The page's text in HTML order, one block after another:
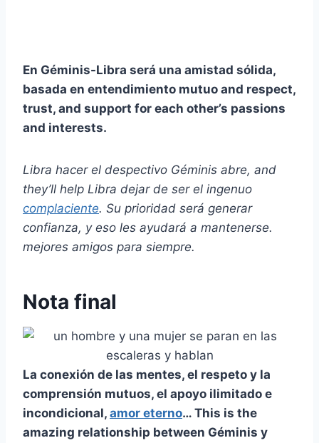
En Géminis-Libra será una amistad sólida,
basada en entendimiento mutuo and respect,
trust, and support for each other’s passions
and interests.
Libra hacer el despectivo Géminis abre, and
they’ll help Libra dejar de ser el ingenuo
complaciente. Su prioridad será generar
confianza, y eso les ayudará a mantenerse.
mejores amigos para siempre.
Nota final
La conexión de las mentes, el respeto y la
comprensión mutuos, el apoyo ilimitado e
incondicional, amor eterno… This is the
amazing relationship between Géminis y